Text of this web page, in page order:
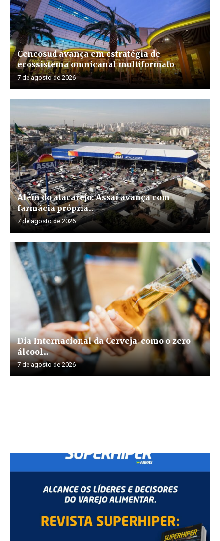
Cencosud avança em estratégia de
ecossistema omnicanal multiformato
7 de agosto de 2026
Além do atacarejo: Assaí avança com
farmácia própria...
7 de agosto de 2026
Dia Internacional da Cerveja: como o zero
álcool...
7 de agosto de 2026